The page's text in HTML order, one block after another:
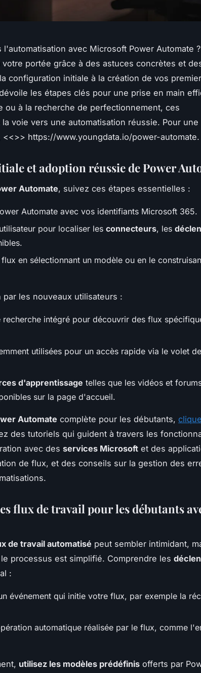
avec Microsoft Power Automate ?
portée grâce à des astuces concrètes et
configuration initiale à la création de vos
les étapes clés pour une prise en main
ou à la recherche de perfectionnement, ces
voie vers une automatisation réussie. Pour une
<<>> https://www.youngdata.io/power-automate.
et adoption réussie de Power
Automate, suivez ces étapes essentielles :
Automate avec vos identifiants Microsoft 365.
pour localiser les connecteurs, les
en sélectionnant un modèle ou en le
les nouveaux utilisateurs :
recherche intégré pour découvrir des flux
utilisées pour un accès rapide via le volet de
d'apprentissage telles que les vidéos et
sur la page d'accueil.
Automate complète pour les débutants,
des tutoriels qui guident à travers les
avec des services Microsoft et des
de flux, et des conseils sur la gestion des
flux de travail pour les débutants
de travail automatisé peut sembler intimidant,
processus est simplifié. Comprendre les
:
événement qui initie votre flux, par exemple la
automatique réalisée par le flux, comme
utilisez les modèles prédéfinis offerts par